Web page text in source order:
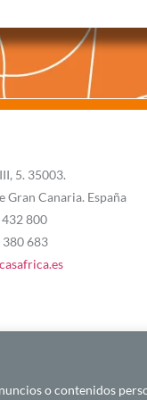
o contenidos
5. 35003.
Gran Canaria. España
432 800
380 683